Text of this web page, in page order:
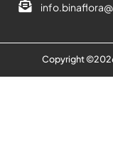
Copyright ©